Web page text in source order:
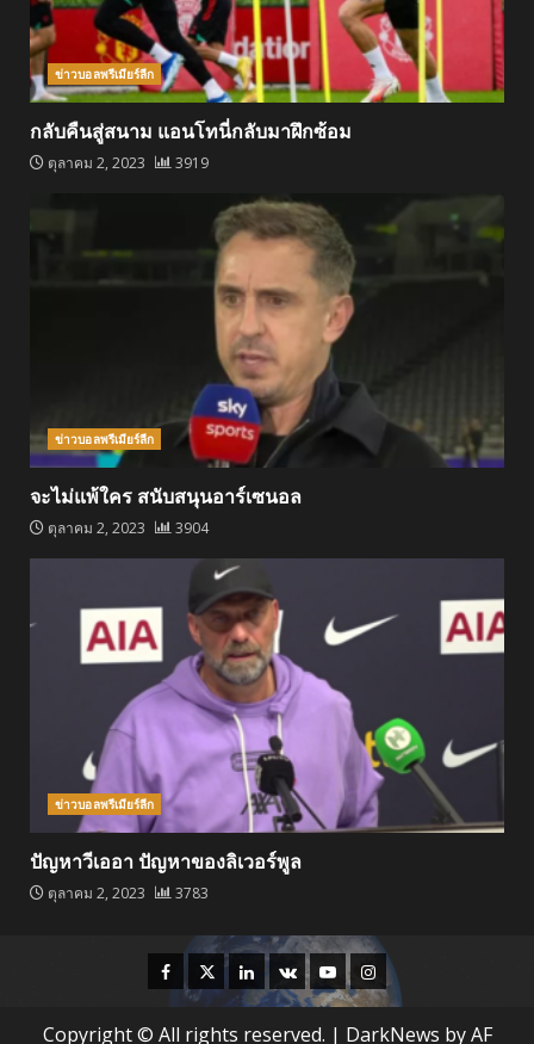
ข่าวบอลพรีเมียร์ลีก
กลับคืนสู่สนาม แอนโทนี่กลับมาฝึกซ้อม
ตุลาคม 2, 2023 3919
ข่าวบอลพรีเมียร์ลีก
จะไม่แพ้ใคร สนับสนุนอาร์เซนอล
ตุลาคม 2, 2023 3904
ข่าวบอลพรีเมียร์ลีก
ปัญหาวีเออา ปัญหาของลิเวอร์พูล
ตุลาคม 2, 2023 3783
Facebook
TwitterLinkedin
VK YoutubeInstagram
Copyright © All rights reserved. | DarkNews by AF